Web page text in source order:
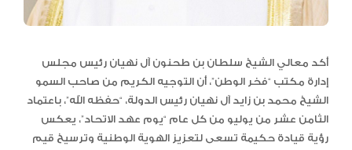
أكد معالي الشيخ سلطان بن طحنون آل نهيان رئيس مجلس
إدارة مكتب “فخر الوطن”، أن التوجيه الكريم من صاحب السمو
الشيخ محمد بن زايد آل نهيان رئيس الدولة، “حفظه الله”، باعتماد
الثامن عشر من يوليو من كل عام “يوم عهد الاتحاد”، يعكس
رؤية قيادة حكيمة تسعى لتعزيز الهوية الوطنية وترسيخ قيم